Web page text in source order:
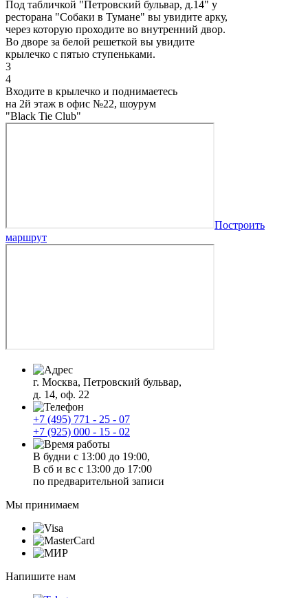
Под табличкой "Петровский бульвар, д.14" у
ресторана "Собаки в Тумане" вы увидите арку,
через которую проходите во внутренний двор.
Во дворе за белой решеткой вы увидите
крылечко с пятью ступеньками.
3
4
Входите в крылечко и поднимаетесь
на 2й этаж в офис №22, шоурум
"Black Tie Club"
Построить
маршрут
г. Москва, Петровский бульвар,
д. 14, оф. 22
+7 (495) 771 - 25 - 07
+7 (925) 000 - 15 - 02
В будни с 13:00 до 19:00,
В сб и вс с 13:00 до 17:00
по предварительной записи
Мы принимаем
Напишите нам